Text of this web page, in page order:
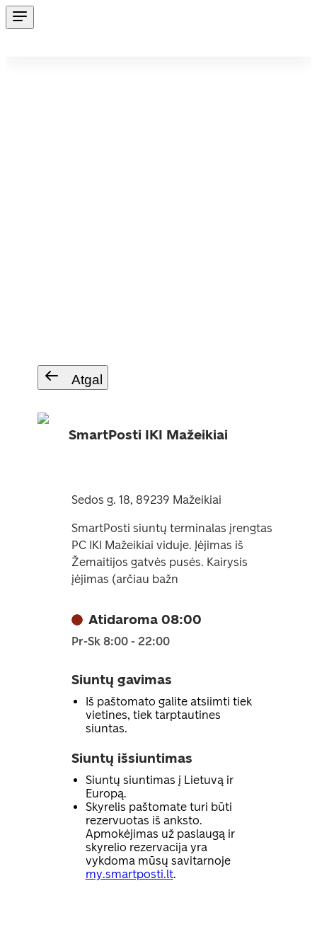
Atgal
SmartPosti IKI Mažeikiai
Sedos g. 18, 89239 Mažeikiai
SmartPosti siuntų terminalas įrengtas
PC IKI Mažeikiai viduje. Įėjimas iš
Žemaitijos gatvės pusės. Kairysis
įėjimas (arčiau bažn
Atidaroma 08:00
Pr-Sk 8:00 - 22:00
Siuntų gavimas
Iš paštomato galite atsiimti tiek
vietines, tiek tarptautines
siuntas.
Siuntų išsiuntimas
Siuntų siuntimas į Lietuvą ir
Europą.
Skyrelis paštomate turi būti
rezervuotas iš anksto.
Apmokėjimas už paslaugą ir
skyrelio rezervacija yra
vykdoma mūsų savitarnoje
my.smartposti.lt.